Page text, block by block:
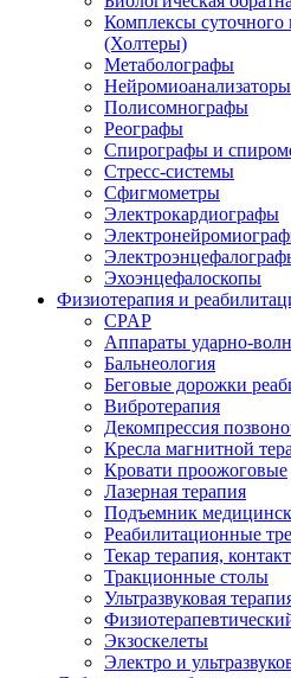
Комплексы суточного
(Холтеры)
Метаболографы
Нейромиоанализаторы
Полисомнографы
Реографы
Спирографы и
Стресс-системы
Сфигмометры
Электрокардиографы
Эхоэнцефалоскопы
Физиотерапия и
CPAP
Аппараты ударно-
Бальнеология
Беговые дорожки
Вибротерапия
Декомпрессия
Кресла магнитной
Кровати проожоговые
Лазерная терапия
Подъемник
Реабилитационные
Текар терапия,
Тракционные столы
Ультразвуковая
Экзоскелеты
Электро и